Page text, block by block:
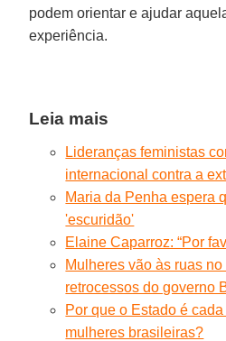
podem orientar e ajudar
experiência.
Leia mais
Lideranças feministas
internacional contra a
Maria da Penha espera
'escuridão'
Elaine Caparroz: “Por
Mulheres vão às ruas
retrocessos do governo
Por que o Estado é
mulheres brasileiras?